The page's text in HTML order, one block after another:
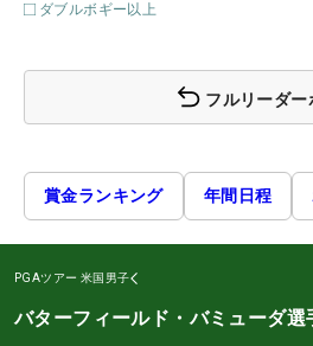
ダブルボギー以上
フルリーダー
賞金ランキング 年間日程
PGAツアー 米国男子
バターフィールド・バミューダ選